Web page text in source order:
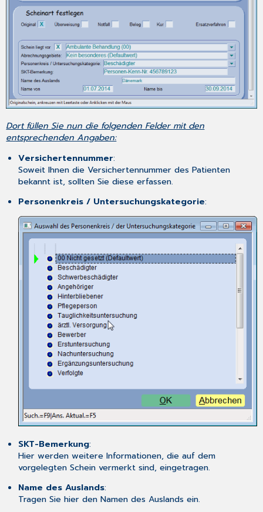
Dort füllen Sie nun die folgenden Felder mit den
entsprechenden Angaben:
Versichertennummer:
Soweit Ihnen die Versichertennummer des Patienten
bekannt ist, sollten Sie diese erfassen.
Personenkreis / Untersuchungskategorie:
SKT-Bemerkung:
Hier werden weitere Informationen, die auf dem
vorgelegten Schein vermerkt sind, eingetragen.
Name des Auslands:
Tragen Sie hier den Namen des Auslands ein.